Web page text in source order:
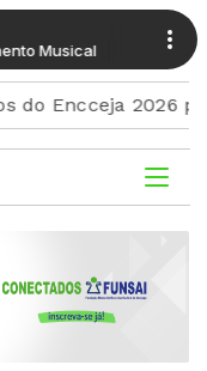
Musical Radio
2026